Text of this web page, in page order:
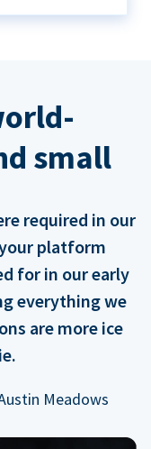
small
required in our
platform
for in our early
everything we
are more ice
Meadows